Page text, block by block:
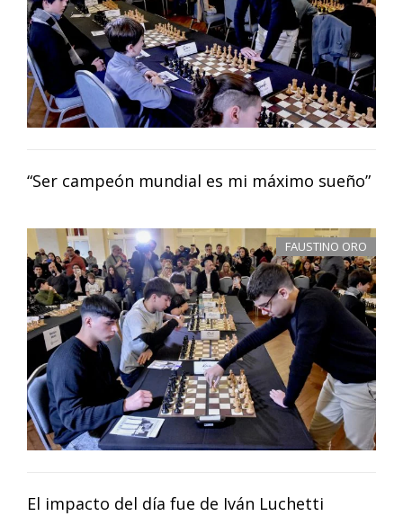
“Ser campeón mundial es mi máximo sueño”
FAUSTINO ORO
El impacto del día fue de Iván Luchetti